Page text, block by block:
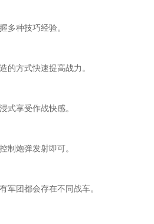
多种技巧经验。
的方式快速提高战力。
式享受作战快感。
制炮弹发射即可。
军团都会存在不同战车。